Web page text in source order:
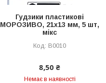
Гудзики пластикові
МОРОЗИВО, 21х13 мм, 5 шт,
мікс
B0010
8,50 ₴
Немає в наявності